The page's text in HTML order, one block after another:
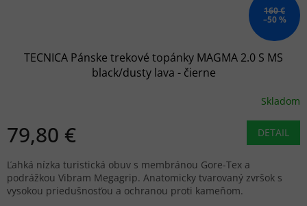
160 €
–50 %
TECNICA Pánske trekové topánky MAGMA 2.0 S MS
black/dusty lava - čierne
Skladom
79,80 € DETAIL
Ľahká nízka turistická obuv s membránou Gore-Tex a
podrážkou Vibram Megagrip. Anatomicky tvarovaný zvršok s
vysokou priedušnosťou a ochranou proti kameňom.